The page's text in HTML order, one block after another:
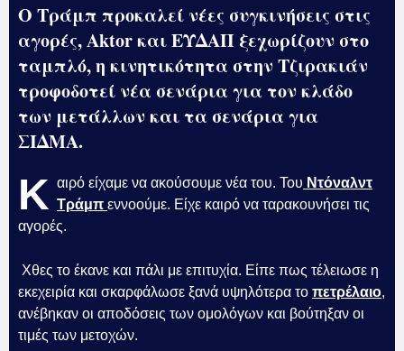
Ο Τράμπ προκαλεί νέες συγκινήσεις στις
αγορές, Aktor και ΕΥΔΑΠ ξεχωρίζουν στο
ταμπλό, η κινητικότητα στην Τζιρακιάν
τροφοδοτεί νέα σενάρια για τον κλάδο
των μετάλλων και τα σενάρια για
ΣΙΔΜΑ.
Κ αιρό είχαμε να ακούσουμε νέα του. Του Ντόναλντ
Τράμπ εννοούμε. Είχε καιρό να ταρακουνήσει τις
αγορές.
Χθες το έκανε και πάλι με επιτυχία. Είπε πως τέλειωσε η
εκεχειρία και σκαρφάλωσε ξανά υψηλότερα το πετρέλαιο,
ανέβηκαν οι αποδόσεις των ομολόγων και βούτηξαν οι
τιμές των μετοχών.